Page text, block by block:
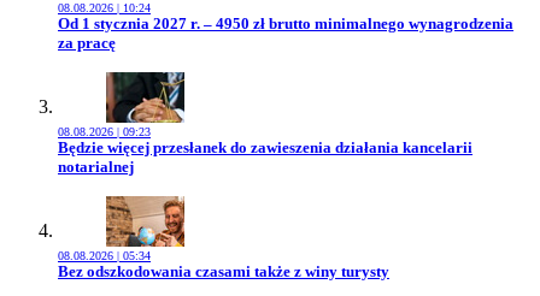
08.08.2026 | 10:24
Przejdź do artykułu:
Od 1 stycznia 2027 r. – 4950 zł brutto minimalnego wynagrodzenia
za pracę
08.08.2026 | 09:23
Przejdź do artykułu:
Będzie więcej przesłanek do zawieszenia działania kancelarii
notarialnej
08.08.2026 | 05:34
Przejdź do artykułu:
Bez odszkodowania czasami także z winy turysty